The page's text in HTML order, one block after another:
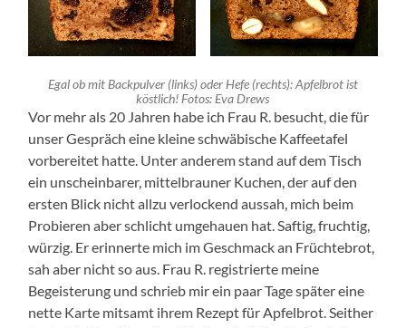
Egal ob mit Backpulver (links) oder Hefe (rechts): Apfelbrot ist
köstlich! Fotos: Eva Drews
Vor mehr als 20 Jahren habe ich Frau R. besucht, die für
unser Gespräch eine kleine schwäbische Kaffeetafel
vorbereitet hatte. Unter anderem stand auf dem Tisch
ein unscheinbarer, mittelbrauner Kuchen, der auf den
ersten Blick nicht allzu verlockend aussah, mich beim
Probieren aber schlicht umgehauen hat. Saftig, fruchtig,
würzig. Er erinnerte mich im Geschmack an Früchtebrot,
sah aber nicht so aus. Frau R. registrierte meine
Begeisterung und schrieb mir ein paar Tage später eine
nette Karte mitsamt ihrem Rezept für Apfelbrot. Seither